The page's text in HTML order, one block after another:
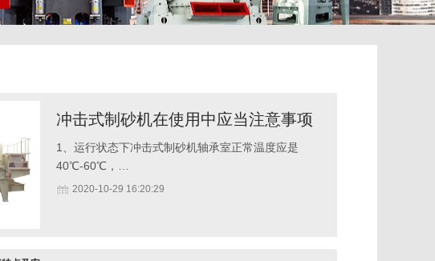
冲击式制砂机在使用中应当注意事项
1、运行状态下冲击式制砂机轴承室正常温度应是
40℃-60℃，…
2020-10-29 16:20:29